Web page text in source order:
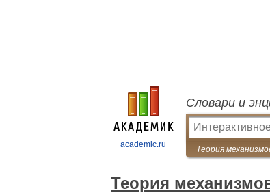
academic.ru
Словари и
Теория